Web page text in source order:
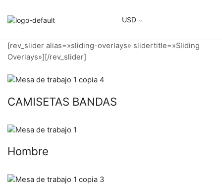
USD
[rev_slider alias=»sliding-overlays» slidertitle=»Sliding
Overlays»][/rev_slider]
CAMISETAS BANDAS
Hombre